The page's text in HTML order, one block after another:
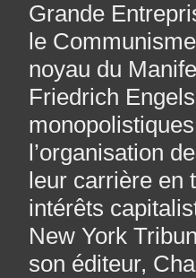
Grande
le
noyau du
Friedrich
l’organisation
leur carrière en
intérêts
New York
son éditeur,